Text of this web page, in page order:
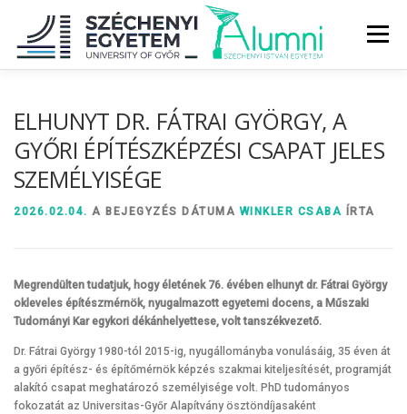
tartalomhoz
Menü
DIPLOMAÁTADÓ
ELHUNYT DR. FÁTRAI GYÖRGY, A
GYŐRI ÉPÍTÉSZKÉPZÉSI CSAPAT JELES
SZEMÉLYISÉGE
2026.02.04. A BEJEGYZÉS DÁTUMA WINKLER CSABA ÍRTA
Megrendülten tudatjuk, hogy életének 76. évében elhunyt dr. Fátrai György
okleveles építészmérnök, nyugalmazott egyetemi docens, a Műszaki
Tudományi Kar egykori dékánhelyettese, volt tanszékvezető.
Dr. Fátrai György 1980-tól 2015-ig, nyugállományba vonulásáig, 35 éven át
a győri építész- és építőmérnök képzés szakmai kiteljesítését, programját
alakító csapat meghatározó személyisége volt. PhD tudományos
fokozatát az Universitas-Győr Alapítvány ösztöndíjasaként